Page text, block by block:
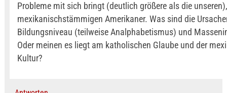
Probleme mit sich bringt (deutlich größere als die
mexikanischstämmigen Amerikaner. Was sind die
Bildungsniveau (teilweise Analphabetismus) und
Oder meinen es liegt am katholischen Glaube und der
Kultur?